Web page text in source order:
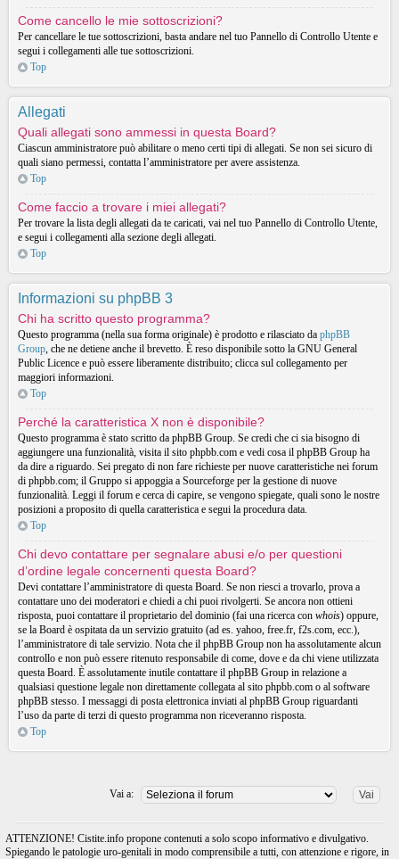
Come cancello le mie sottoscrizioni?
Per cancellare le tue sottoscrizioni, basta andare nel tuo Pannello di Controllo Utente e
segui i collegamenti alle tue sottoscrizioni.
Top
Allegati
Quali allegati sono ammessi in questa Board?
Ciascun amministratore può abilitare o meno certi tipi di allegati. Se non sei sicuro di
quali siano permessi, contatta l’amministratore per avere assistenza.
Top
Come faccio a trovare i miei allegati?
Per trovare la lista degli allegati da te caricati, vai nel tuo Pannello di Controllo Utente,
e segui i collegamenti alla sezione degli allegati.
Top
Informazioni su phpBB 3
Chi ha scritto questo programma?
Questo programma (nella sua forma originale) è prodotto e rilasciato da phpBB
Group, che ne detiene anche il brevetto. È reso disponibile sotto la GNU General
Public Licence e può essere liberamente distribuito; clicca sul collegamento per
maggiori informazioni.
Top
Perché la caratteristica X non è disponibile?
Questo programma è stato scritto da phpBB Group. Se credi che ci sia bisogno di
aggiungere una funzionalità, visita il sito phpbb.com e vedi cosa il phpBB Group ha
da dire a riguardo. Sei pregato di non fare richieste per nuove caratteristiche nei forum
di phpbb.com; il Gruppo si appoggia a Sourceforge per la gestione di nuove
funzionalità. Leggi il forum e cerca di capire, se vengono spiegate, quali sono le nostre
posizioni a proposito di quella caratteristica e segui la procedura data.
Top
Chi devo contattare per segnalare abusi e/o per questioni
d’ordine legale concernenti questa Board?
Devi contattare l’amministratore di questa Board. Se non riesci a trovarlo, prova a
contattare uno dei moderatori e chiedi a chi puoi rivolgerti. Se ancora non ottieni
risposta, puoi contattare il proprietario del dominio (fai una ricerca con whois) oppure,
se la Board è ospitata da un servizio gratuito (ad es. yahoo, free.fr, f2s.com, ecc.),
l’amministratore di tale servizio. Nota che il phpBB Group non ha assolutamente alcun
controllo e non può essere ritenuto responsabile di come, dove e da chi viene utilizzata
questa Board. È assolutamente inutile contattare il phpBB Group in relazione a
qualsiasi questione legale non direttamente collegata al sito phpbb.com o al software
phpBB stesso. I messaggi di posta elettronica inviati al phpBB Group riguardanti
l’uso da parte di terzi di questo programma non riceveranno risposta.
Top
Vai a:
ATTENZIONE! Cistite.info propone contenuti a solo scopo informativo e divulgativo.
Spiegando le patologie uro-genitali in modo comprensibile a tutti, con attenzione e rigore, in